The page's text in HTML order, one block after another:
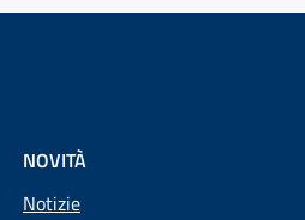
NOVITÀ
Notizie